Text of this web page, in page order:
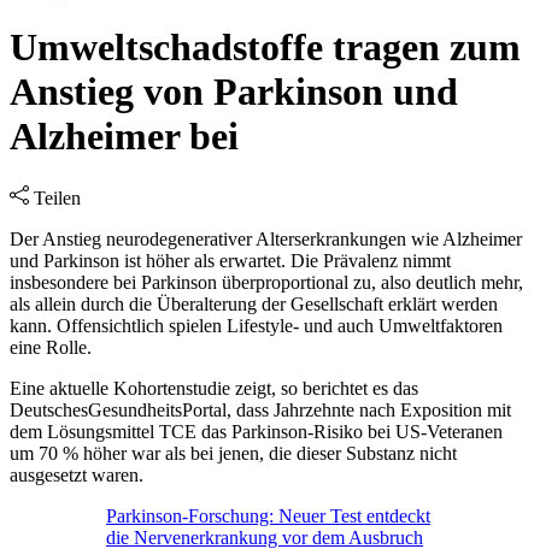
Umweltschadstoffe tragen zum
Anstieg von Parkinson und
Alzheimer bei
Teilen
Der Anstieg neurodegenerativer Alterserkrankungen wie Alzheimer
und Parkinson ist höher als erwartet. Die Prävalenz nimmt
insbesondere bei Parkinson überproportional zu, also deutlich mehr,
als allein durch die Überalterung der Gesellschaft erklärt werden
kann. Offensichtlich spielen Lifestyle- und auch Umweltfaktoren
eine Rolle.
Eine aktuelle Kohortenstudie zeigt, so berichtet es das
DeutschesGesundheitsPortal, dass Jahrzehnte nach Exposition mit
dem Lösungsmittel TCE das Parkinson-Risiko bei US-Veteranen
um 70 % höher war als bei jenen, die dieser Substanz nicht
ausgesetzt waren.
Parkinson-Forschung: Neuer Test entdeckt
die Nervenerkrankung vor dem Ausbruch